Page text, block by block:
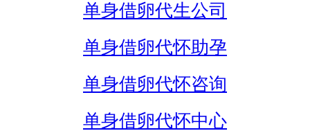
单身借卵代生公司
单身借卵代怀助孕
单身借卵代怀咨询
单身借卵代怀中心